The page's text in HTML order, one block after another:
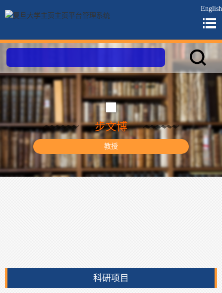
English
步文博
教授
科研项目